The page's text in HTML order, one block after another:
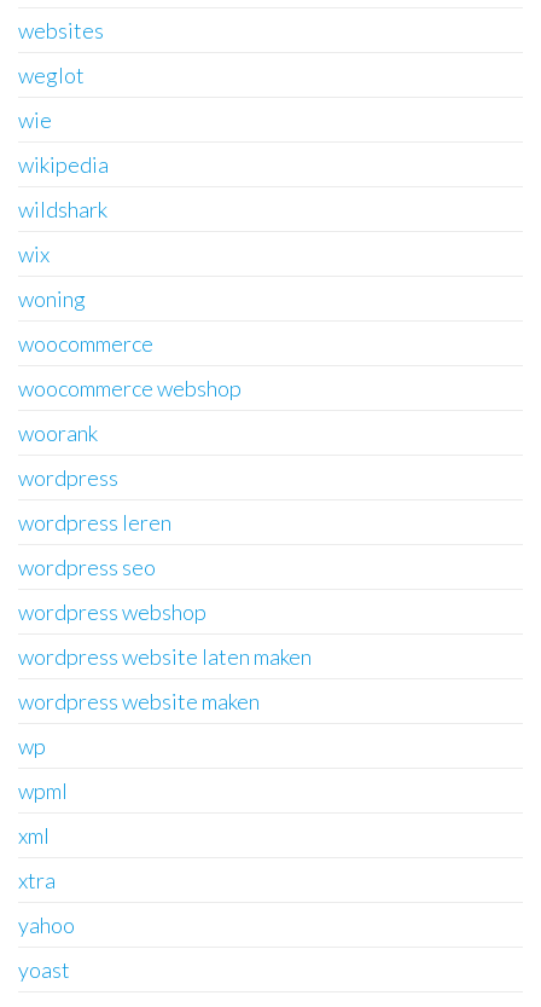
websites
weglot
wie
wikipedia
wildshark
wix
woning
woocommerce
woocommerce webshop
woorank
wordpress
wordpress leren
wordpress seo
wordpress webshop
wordpress website laten maken
wordpress website maken
wp
wpml
xml
xtra
yahoo
yoast